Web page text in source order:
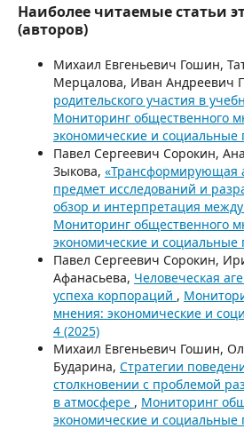
Наиболее читаемые статьи
(авторов)
Михаил Евгеньевич Гошин,
Мерцалова, Иван Андреевич
родительского участия в
Мониторинг общественного
экономические и
Павел Сергеевич Сорокин,
Зыкова, «Трансформирующая
предмет исследований и
обзор и интерпретация
Мониторинг общественного
экономические и
Павел Сергеевич Сорокин,
Афанасьева, Человеческая
успеха корпораций ,
мнения: экономические и
4 (2025)
Михаил Евгеньевич Гошин,
Бударина, Стратегии
столкновении с проблемой
в атмосфере , Мониторинг
экономические и